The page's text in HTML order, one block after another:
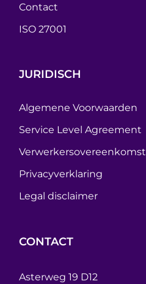
Contact
ISO 27001
JURIDISCH
Algemene Voorwaarden
Service Level Agreement
Verwerkersovereenkomst
Privacyverklaring
Legal disclaimer
CONTACT
Asterweg 19 D12